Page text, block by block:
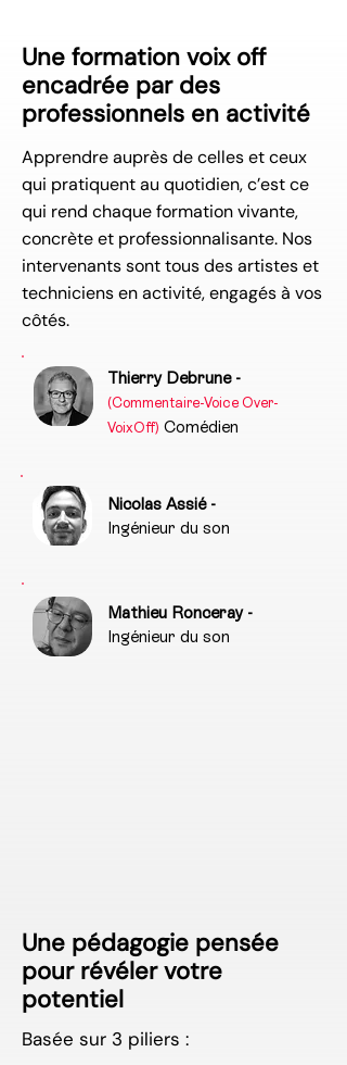
Une formation voix off
encadrée par des
professionnels en activité
Apprendre auprès de celles et ceux
qui pratiquent au quotidien, c’est ce
qui rend chaque formation vivante,
concrète et professionnalisante. Nos
intervenants sont tous des artistes et
techniciens en activité, engagés à vos
côtés.
Thierry Debrune-
(Commentaire-Voice Over-
VoixOff) Comédien
Nicolas Assié -
Ingénieur du son
Mathieu Ronceray -
Ingénieur du son
Une pédagogie pensée
pour révéler votre
potentiel
Basée sur 3 piliers :